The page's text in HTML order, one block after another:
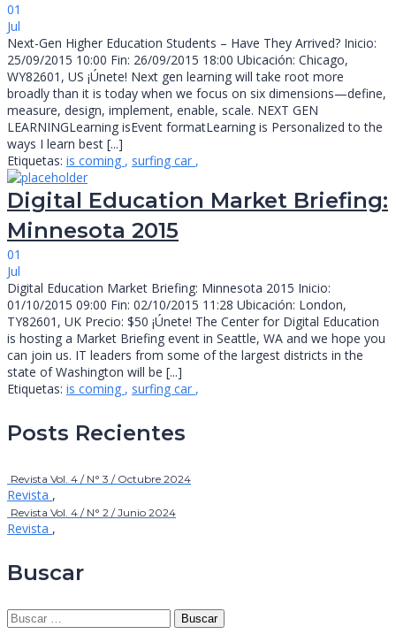
01
Jul
Next-Gen Higher Education Students – Have They Arrived? Inicio:
25/09/2015 10:00 Fin: 26/09/2015 18:00 Ubicación: Chicago,
WY82601, US ¡Únete! Next gen learning will take root more
broadly than it is today when we focus on six dimensions—define,
measure, design, implement, enable, scale. NEXT GEN
LEARNINGLearning isEvent formatLearning is Personalized to the
ways I learn best [...]
Etiquetas: is coming , surfing car ,
Digital Education Market Briefing:
Minnesota 2015
01
Jul
Digital Education Market Briefing: Minnesota 2015 Inicio:
01/10/2015 09:00 Fin: 02/10/2015 11:28 Ubicación: London,
TY82601, UK Precio: $50 ¡Únete! The Center for Digital Education
is hosting a Market Briefing event in Seattle, WA and we hope you
can join us. IT leaders from some of the largest districts in the
state of Washington will be [...]
Etiquetas: is coming , surfing car ,
Posts Recientes
Revista Vol. 4 / N° 3 / Octubre 2024
Revista ,
Revista Vol. 4 / N° 2 / Junio 2024
Revista ,
Buscar
Buscar: